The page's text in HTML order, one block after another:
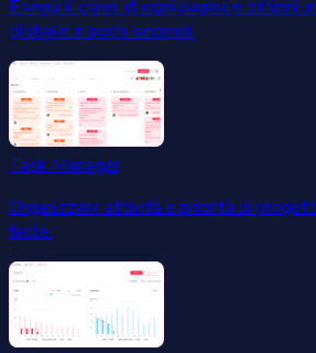
Esegui il crawl di ogni pagina e ottieni
globale in pochi secondi.
Task Manager
Organizzare attività e priorità di
facile.